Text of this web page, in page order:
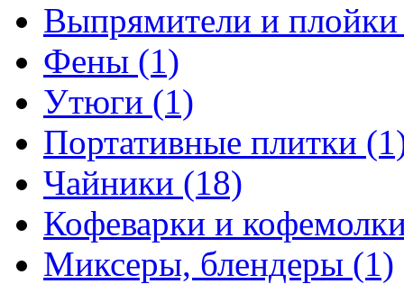
Выпрямители и
Фены (1)
Утюги (1)
Портативные плитки
Чайники (18)
Кофеварки и
Миксеры, блендеры (1)